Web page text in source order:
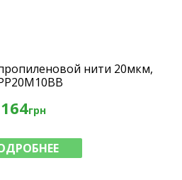
нити 20мкм,
164грн